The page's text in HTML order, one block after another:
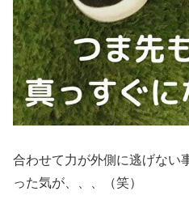
合わせて力が外側に逃げない
った気が、、、（笑）